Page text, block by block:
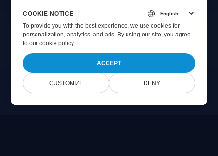
COOKIE NOTICE
To provide you with the best experience, we use cookies for
personalization, analytics, and ads. By using our site, you agree
toour cookie policy.
ACCEPT
CUSTOMIZE DENY